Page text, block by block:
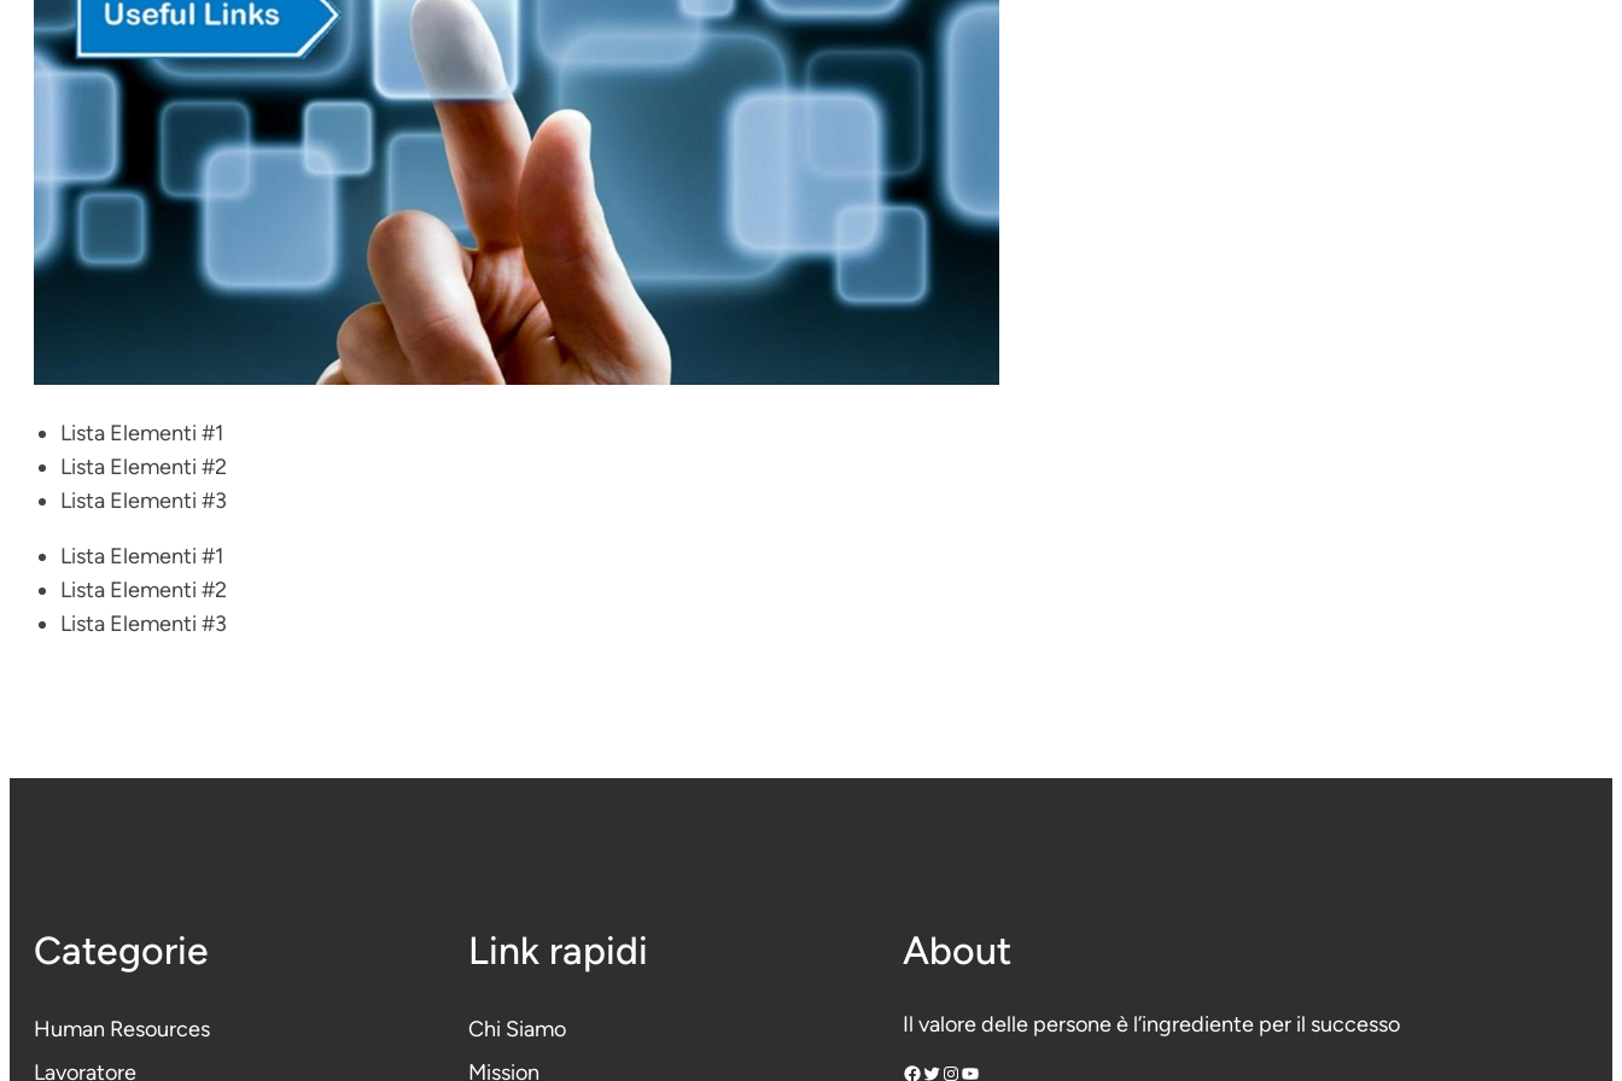
Lista Elementi #1
Lista Elementi #2
Lista Elementi #3
Lista Elementi #1
Lista Elementi #2
Lista Elementi #3
Categorie
Human Resources
Lavoratore
Link rapidi
Chi Siamo
Mission
About
Il valore delle persone è l’ingrediente per il successo
Facebook Twitter InstagramYouTube